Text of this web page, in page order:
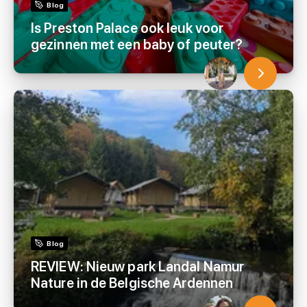
Blog
Is Preston Palace ook leuk voor
gezinnen met een baby of peuter?
Blog
REVIEW: Nieuw park Landal Namur
Nature in de Belgische Ardennen